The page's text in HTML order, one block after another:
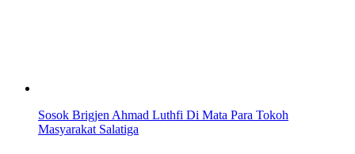
Sosok Brigjen Ahmad Luthfi Di Mata Para Tokoh
Masyarakat Salatiga